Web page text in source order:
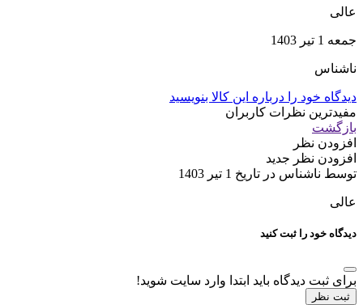
عالی
جمعه 1 تیر 1403
ناشناس
دیدگاه خود را درباره این کالا بنویسید
مفیدترین نظرات کاربران
بازگشت
افزودن نظر
افزودن نظر جدید
توسط ناشناس در تاریخ 1 تیر 1403
عالی
دیدگاه خود را ثبت کنید
برای ثبت دیدگاه باید ابتدا وارد سایت شوید!
ثبت نظر